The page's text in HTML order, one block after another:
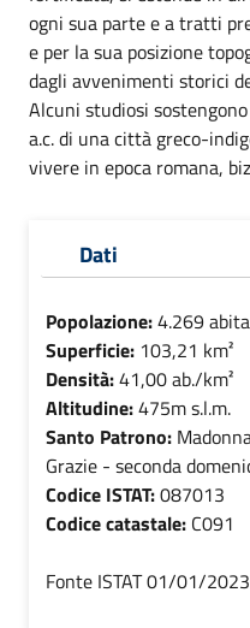
ogni sua parte e a tratti
e per la sua posizione
dagli avvenimenti storici
Alcuni studiosi
a.c. di una città greco-
vivere in epoca romana,
Dati
Popolazione:4.269
Superficie: 103,21 km²
Densità:41,00 ab./km²
Altitudine:475m s.l.m.
Santo Patrono:
Grazie - seconda
Codice ISTAT:087013
Codice catastale: C091
Fonte ISTAT 01/01/2023